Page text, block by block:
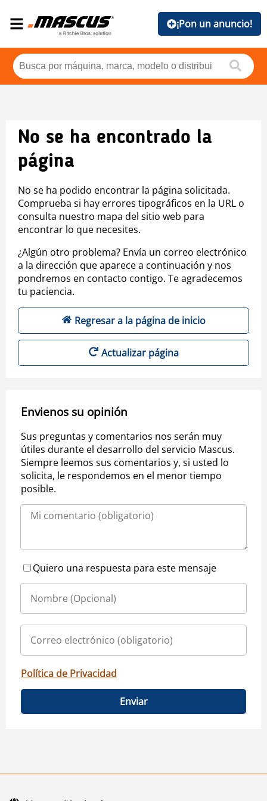
¡Pon un anuncio!
No se ha encontrado la
página
No se ha podido encontrar la página solicitada.
Comprueba si hay errores tipográficos en la URL o
consulta nuestro mapa del sitio web para
encontrar lo que necesites.
¿Algún otro problema? Envía un correo electrónico
a la dirección que aparece a continuación y nos
pondremos en contacto contigo. Te agradecemos
tu paciencia.
Regresar a la página de inicio
Actualizar página
Envienos su opinión
Sus preguntas y comentarios nos serán muy
útiles durante el desarrollo del servicio Mascus.
Siempre leemos sus comentarios y, si usted lo
solicita, le respondemos en el menor tiempo
posible.
Quiero una respuesta para este mensaje
Política de Privacidad
Enviar